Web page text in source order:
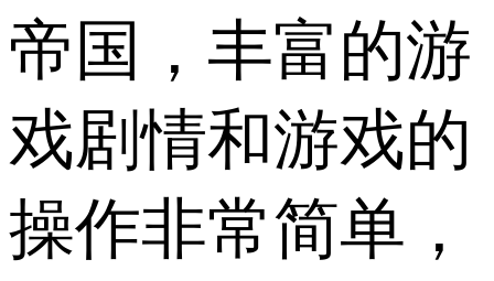
帝国，丰富的游
戏剧情和游戏的
操作非常简单，